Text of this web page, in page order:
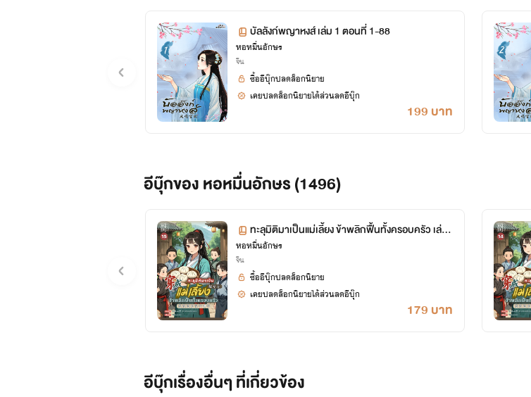
บัลลังก์พญาหงส์ เล่ม 1 ตอนที่ 1-88
หอหมื่นอักษร
จีน
199 บาท
ซื้ออีบุ๊กปลดล็อกนิยาย
เคยปลดล็อกนิยายได้ส่วนลดอีบุ๊ก
อีบุ๊กของ หอหมื่นอักษร (1496)
ทะลุมิติมาเป็นแม่เลี้ยง ข้าพลิกฟื้นทั้งครอบครัว เล่ม
15 (จบ+ตอนพิเศษ)
หอหมื่นอักษร
จีน
179 บาท
ซื้ออีบุ๊กปลดล็อกนิยาย
เคยปลดล็อกนิยายได้ส่วนลดอีบุ๊ก
อีบุ๊กเรื่องอื่นๆ ที่เกี่ยวข้อง